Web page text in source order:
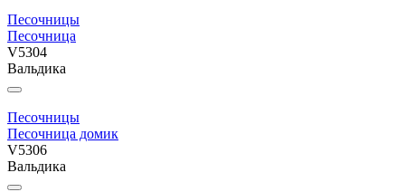
Песочницы
Песочница
V5304
Вальдика
Песочницы
Песочница домик
V5306
Вальдика